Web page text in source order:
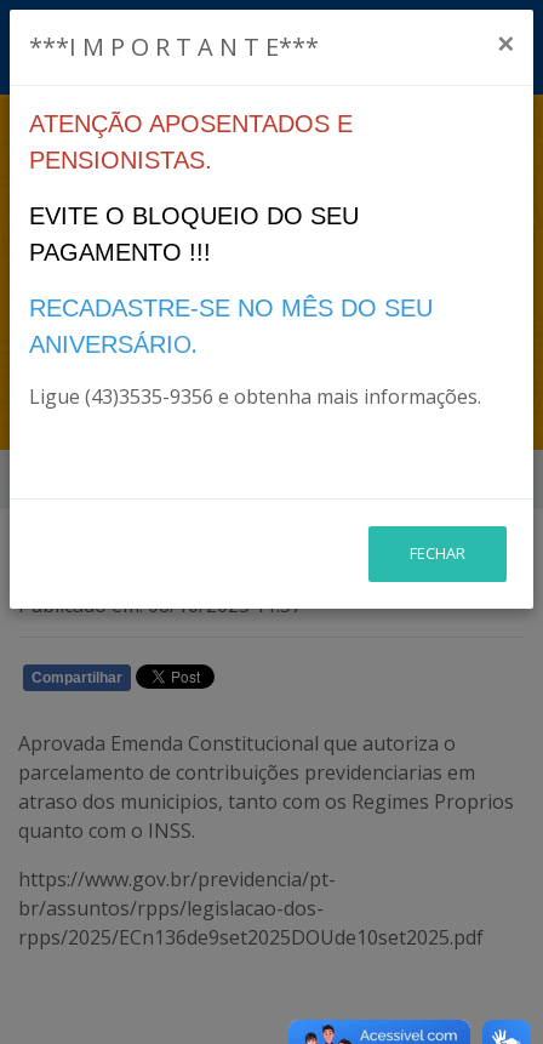
AUTORIZADO
PARCELAMENTO DE
DIVIDAS
PREVIDENCIÁRIAS DO
MUNICÍPIO
Publicado em: 08/10/2025 11:57
Compartilhar
Aprovada Emenda Constitucional que autoriza o
parcelamento de contribuições previdenciarias em
atraso dos municipios, tanto com os Regimes Proprios
quanto com o INSS.
https://www.gov.br/previdencia/pt-
br/assuntos/rpps/legislacao-dos-
rpps/2025/ECn136de9set2025DOUde10set2025.pdf
***I M P O R T A N T E*** ×
ATENÇÃO APOSENTADOS E
PENSIONISTAS.
EVITE O BLOQUEIO DO SEU
PAGAMENTO !!!
RECADASTRE-SE NO MÊS DO SEU
ANIVERSÁRIO.
Ligue (43)3535-9356 e obtenha mais informações.
FECHAR